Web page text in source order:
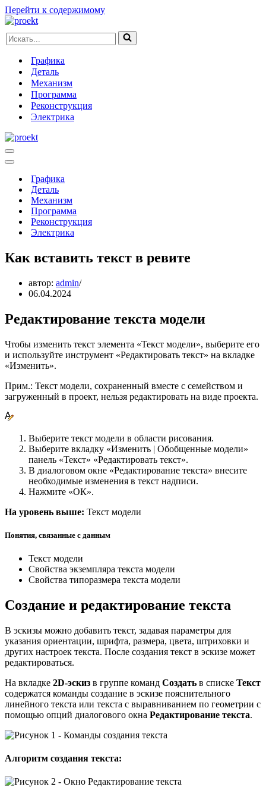
Перейти к содержимому
Искать...
Графика
Деталь
Механизм
Программа
Реконструкция
Электрика
Меню
навигации
Меню
навигацииГрафика
Деталь
Механизм
Программа
Реконструкция
Электрика
Как вставить текст в ревите
автор: admin
06.04.2024
Редактирование текста модели
Чтобы изменить текст элемента «Текст модели», выберите его
и используйте инструмент «Редактировать текст» на вкладке
«Изменить».
Прим.: Текст модели, сохраненный вместе с семейством и
загруженный в проект, нельзя редактировать на виде проекта.
Выберите текст модели в области рисования.
Выберите вкладку «Изменить | Обобщенные модели»
панель «Текст» «Редактировать текст».
В диалоговом окне «Редактирование текста» внесите
необходимые изменения в текст надписи.
Нажмите «ОК».
На уровень выше: Текст модели
Понятия, связанные с данным
Текст модели
Свойства экземпляра текста модели
Свойства типоразмера текста модели
Создание и редактирование текста
В эскизы можно добавить текст, задавая параметры для
указания ориентации, шрифта, размера, цвета, штриховки и
других настроек текста. После создания текст в эскизе может
редактироваться.
На вкладке 2D-эскиз в группе команд Создать в списке Текст
содержатся команды создание в эскизе пояснительного
линейного текста или текста с выравниванием по геометрии с
помощью опций диалогового окна Редактирование текста.
Алгоритм создания текста: